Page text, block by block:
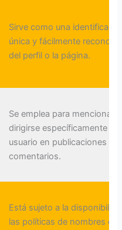
Sirve como una
única y fácilmente
del perfil o la página.
Se emplea para mencionar y
dirigirse específicamente a
usuario en publicaciones y
comentarios.
Está sujeto a la
las políticas de nombres de